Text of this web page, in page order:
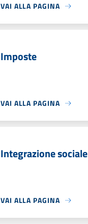
VAI ALLA PAGINA
Imposte
VAI ALLA PAGINA
Integrazione sociale
VAI ALLA PAGINA